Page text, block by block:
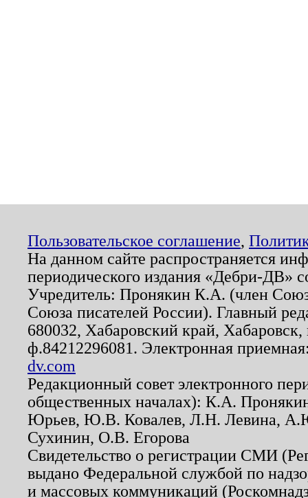
Пользовательское соглашение,
На данном сайте распространяется
периодического издания «Дебри-ДВ»
Учредитель: Пронякин К.А. (член
Союза писателей России). Главный
680032, Хабаровский край,
ф.84212296081. Электронная
dv.com
Редакционный совет электронного
общественных началах): К.А.
Юрьев, Ю.В. Ковалев, Л.Н. Левина,
Сухинин, О.В. Егорова
Свидетельство о регистрации СМИ
выдано Федеральной службой по
и массовых коммуникаций